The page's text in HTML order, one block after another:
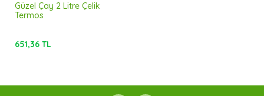
Güzel Çay 2 Litre Çelik
Termos
651,36 TL